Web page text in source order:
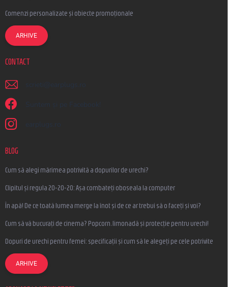
Comenzi personalizate și obiecte promoționale
ARHIVE
CONTACT
scrieti @ earplugs.ro
Suntem și pe Facebook!
earplugs.ro
BLOG
Cum să alegi mărimea potrivită a dopurilor de urechi?
Clipitul și regula 20-20-20: Așa combateți oboseala la computer
În apă! De ce toată lumea merge la înot și de ce ar trebui să o faceți și voi?
Cum să vă bucurați de cinema? Popcorn, limonadă și protecție pentru urechi!
Dopuri de urechi pentru femei: specificații și cum să le alegeți pe cele potrivite
ARHIVE